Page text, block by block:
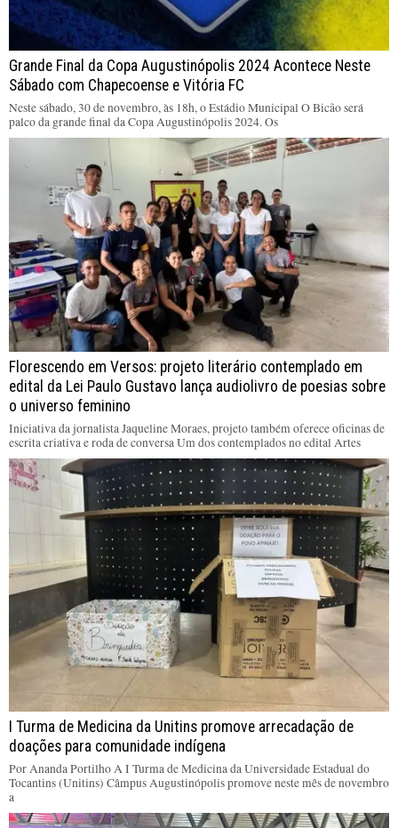
Grande Final da Copa Augustinópolis 2024 Acontece Neste
Sábado com Chapecoense e Vitória FC
Neste sábado, 30 de novembro, às 18h, o Estádio Municipal O Bicão será
palco da grande final da Copa Augustinópolis 2024. Os
Florescendo em Versos: projeto literário contemplado em
edital da Lei Paulo Gustavo lança audiolivro de poesias sobre
o universo feminino
Iniciativa da jornalista Jaqueline Moraes, projeto também oferece oficinas de
escrita criativa e roda de conversa Um dos contemplados no edital Artes
I Turma de Medicina da Unitins promove arrecadação de
doações para comunidade indígena
Por Ananda Portilho A I Turma de Medicina da Universidade Estadual do
Tocantins (Unitins) Câmpus Augustinópolis promove neste mês de novembro
a